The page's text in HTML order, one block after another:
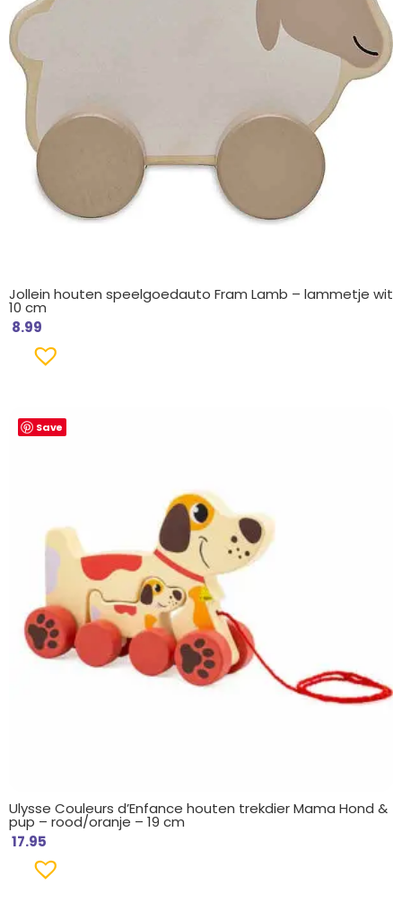
Jollein houten speelgoedauto Fram Lamb – lammetje wit
10 cm
8.99
Save
Ulysse Couleurs d’Enfance houten trekdier Mama Hond &
pup – rood/oranje – 19 cm
17.95